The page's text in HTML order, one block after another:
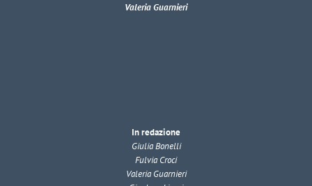
Valeria Guarnieri
In redazione
Giulia Bonelli
Fulvia Croci
Valeria Guarnieri